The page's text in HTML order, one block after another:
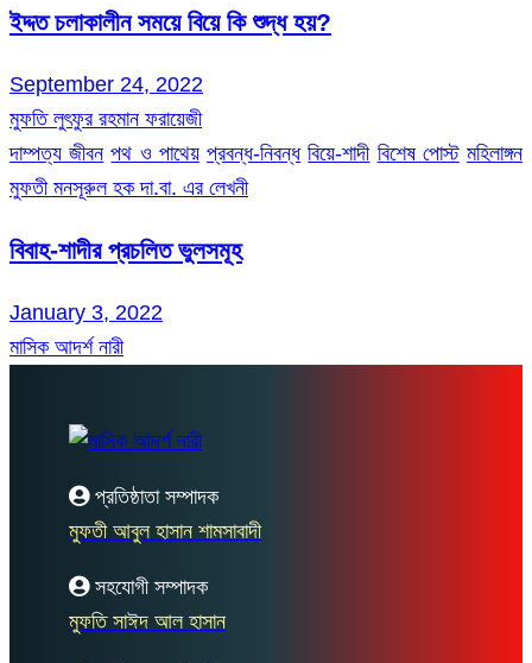
ইদ্দত চলাকালীন সময়ে বিয়ে কি শুদ্ধ হয়?
September 24, 2022
মুফতি লুৎফুর রহমান ফরায়েজী
দাম্পত্য জীবন পথ ও পাথেয় প্রবন্ধ-নিবন্ধ বিয়ে-শাদী বিশেষ পোস্ট মহিলাঙ্গন
মুফতী মনসূরুল হক দা.বা. এর লেখনী
বিবাহ-শাদীর প্রচলিত ভুলসমূহ
January 3, 2022
মাসিক আদর্শ নারী
প্রতিষ্ঠাতা সম্পাদক
মুফতী আবুল হাসান শামসাবাদী
সহযোগী সম্পাদক
মুফতি সাঈদ আল হাসান